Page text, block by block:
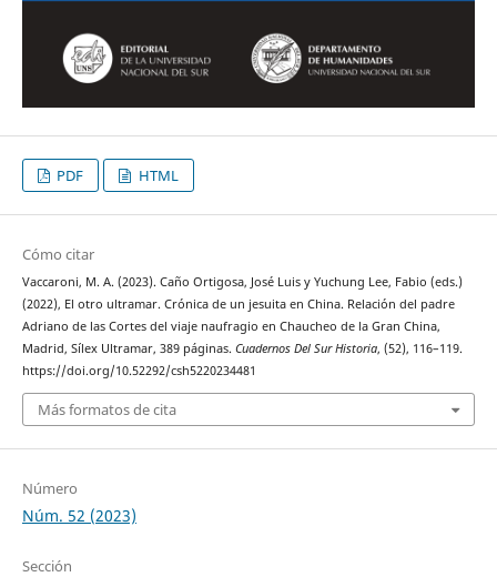
PDF HTML
Cómo citar
Vaccaroni, M. A. (2023). Caño Ortigosa, José Luis y Yuchung Lee, Fabio (eds.)
(2022), El otro ultramar. Crónica de un jesuita en China. Relación del padre
Adriano de las Cortes del viaje naufragio en Chaucheo de la Gran China,
Madrid, Sílex Ultramar, 389 páginas. Cuadernos Del Sur Historia, (52), 116–119.
https://doi.org/10.52292/csh5220234481
Más formatos de cita
Número
Núm. 52 (2023)
Sección